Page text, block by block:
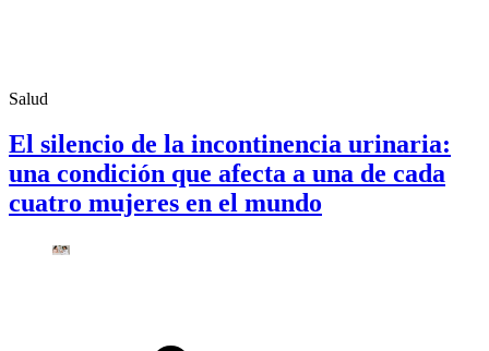
Salud
El silencio de la incontinencia urinaria:
una condición que afecta a una de cada
cuatro mujeres en el mundo